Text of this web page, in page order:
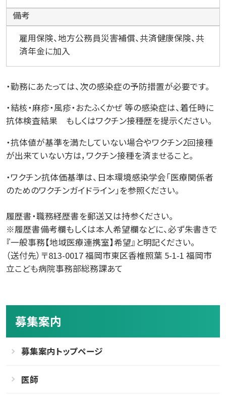
備考
雇用保険、地方公務員災害補償、共済健康保険、共
済年金に加入
・勤務にあたっては、次の感染症の予防措置が必要です。
・結核・麻疹・風疹・おたふくかぜ 等の感染症は、着任時に
抗体検査結果 もしくはワクチン接種歴を提示ください。
・抗体値が基準を満たしていない場合やワクチン2回接種
が出来ていない方は，ワクチン接種を済ませること。
・ワクチン抗体価基準は、日本環境感染学会「医療関係者
のためのワクチンガイドライン」を参照ください。
履歴書・職務経歴書を郵送又は持参ください。
※履歴書備考欄もしくは本人希望欄などに、必ず朱書きで
『一般事務【地域医療連携室】希望』と明記ください。
（送付先）〒813-0017 福岡市東区香椎照葉 5-1-1 福岡市
立こども病院事務部総務課あて
募集案内
募集案内トップページ
医師